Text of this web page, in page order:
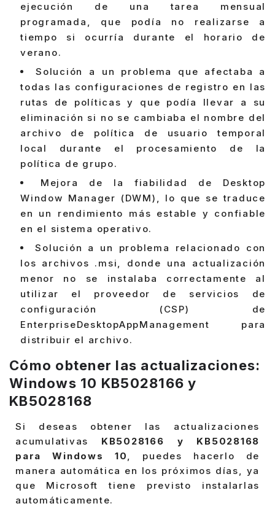
ejecución de una tarea mensual
programada, que podía no realizarse a
tiempo si ocurría durante el horario de
verano.
Solución a un problema que afectaba a
todas las configuraciones de registro en las
rutas de políticas y que podía llevar a su
eliminación si no se cambiaba el nombre del
archivo de política de usuario temporal
local durante el procesamiento de la
política de grupo.
Mejora de la fiabilidad de Desktop
Window Manager (DWM), lo que se traduce
en un rendimiento más estable y confiable
en el sistema operativo.
Solución a un problema relacionado con
los archivos .msi, donde una actualización
menor no se instalaba correctamente al
utilizar el proveedor de servicios de
configuración (CSP) de
EnterpriseDesktopAppManagement para
distribuir el archivo.
Cómo obtener las actualizaciones:
Windows 10 KB5028166 y
KB5028168
Si deseas obtener las actualizaciones
acumulativas KB5028166 y KB5028168
para Windows 10, puedes hacerlo de
manera automática en los próximos días, ya
que Microsoft tiene previsto instalarlas
automáticamente.